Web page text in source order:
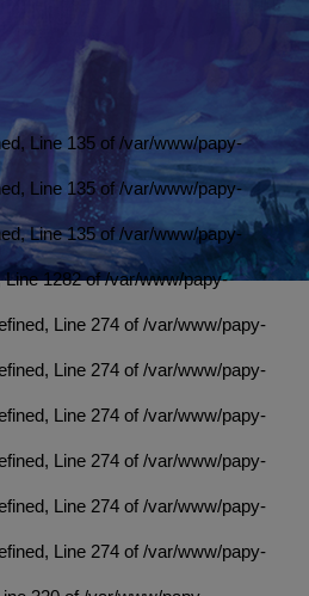
Line 135 of /var/www/papy-
Line 135 of /var/www/papy-
Line 135 of /var/www/papy-
1282 of /var/www/papy-
Line 274 of /var/www/papy-
Line 274 of /var/www/papy-
Line 274 of /var/www/papy-
Line 274 of /var/www/papy-
Line 274 of /var/www/papy-
Line 274 of /var/www/papy-